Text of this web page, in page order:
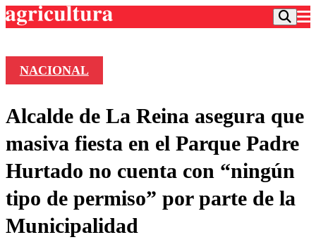
Frecuencias
Agricultura TV
Deportes
Colo Colo
Motor
Otros Deportes
Seleccion Chilena
Entretención
Noticias
Dato Practico
Economía
Vida Social
Publicaciones en medios
NACIONAL
Alcalde de La Reina asegura que
masiva fiesta en el Parque Padre
Hurtado no cuenta con “ningún
tipo de permiso” por parte de la
Municipalidad